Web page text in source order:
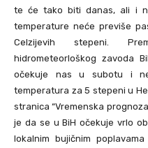
te će tako biti danas, ali i
temperature neće previše
Celzijevih stepeni.
hidrometeorloškog zavoda
očekuje nas u subotu i
temperatura za 5 stepeni u
stranica “Vremenska
je da se u BiH očekuje vrlo
lokalnim bujičnim